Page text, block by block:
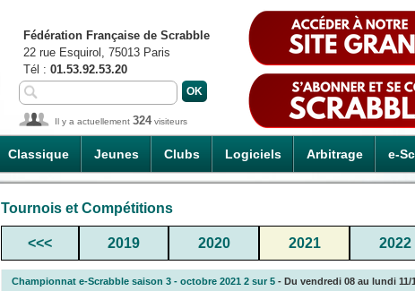
Classique Jeunes Clubs Logiciels Arbitrage e-
Fédération Française de Scrabble
22 rue Esquirol, 75013 Paris
Tél : 01.53.92.53.20
Il y a actuellement 324visiteurs
Tournois et Compétitions
<<< 2019 2020 2021 2022
Championnat e-Scrabble saison 3 - octobre 2021 2 sur 5 - Du vendredi 08 au lundi